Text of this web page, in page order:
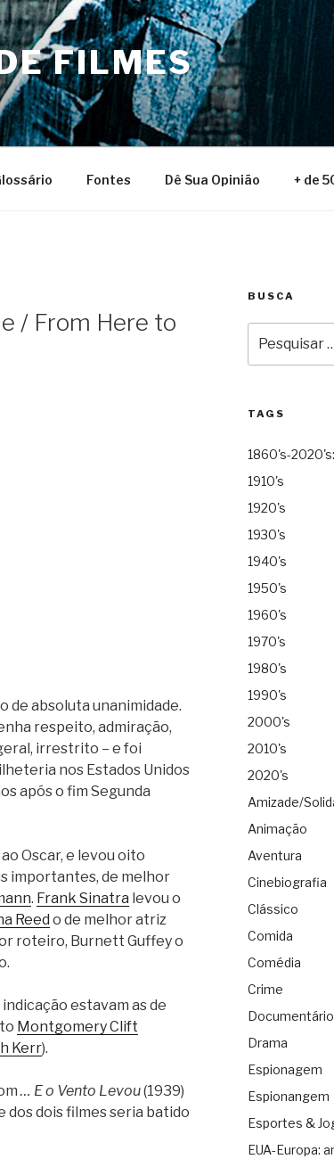
FILMES
Fontes Dê Sua Opinião + de
/ From Here to
de absoluta unanimidade.
respeito, admiração,
irrestrito – e foi
nos Estados Unidos
após o fim Segunda
Oscar, e levou oito
importantes, de melhor
. Frank Sinatra levou o
Reed o de melhor atriz
roteiro, Burnett Guffey o
estavam as de
Montgomery Clift
Kerr).
… E o Vento Levou(1939)
dos dois filmes seria batido
BUSCA
por:
TAGS
1860's-
1910's
1920's
1930's
1940's
1950's
1960's
1970's
1980's
1990's
2000's
2010's
2020's
Amizade/
Animação
Aventura
Cinebiografia
Clássico
Comida
Comédia
Crime
Documentário
Drama
Espionagem
Espionangem
Esportes &
EUA-Europa: